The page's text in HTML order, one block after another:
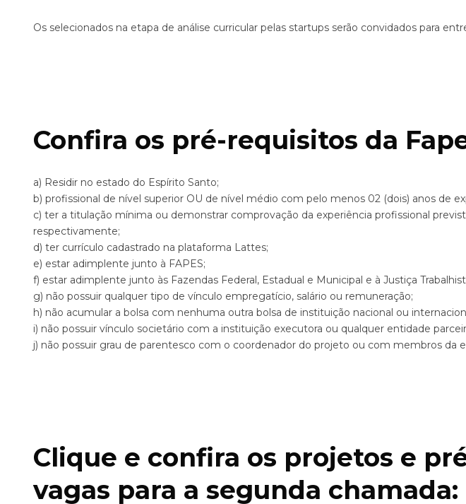
Os selecionados na etapa de análise curricular pelas startups serão convidados para
Confira os pré-requisitos da
a) Residir no estado do Espírito Santo;
b) profissional de nível superior OU de nível médio com pelo menos 02 (dois) anos de
c) ter a titulação mínima ou demonstrar comprovação da experiência profissional
respectivamente;
d) ter currículo cadastrado na plataforma Lattes;
e) estar adimplente junto à FAPES;
f) estar adimplente junto às Fazendas Federal, Estadual e Municipal e à Justiça
g) não possuir qualquer tipo de vínculo empregatício, salário ou remuneração;
h) não acumular a bolsa com nenhuma outra bolsa de instituição nacional ou
i) não possuir vínculo societário com a instituição executora ou qualquer entidade
j) não possuir grau de parentesco com o coordenador do projeto ou com membros da
Clique e confira os projetos e
vagas para a segunda chamada: